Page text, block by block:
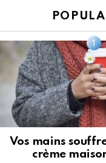
Vos mains
crème